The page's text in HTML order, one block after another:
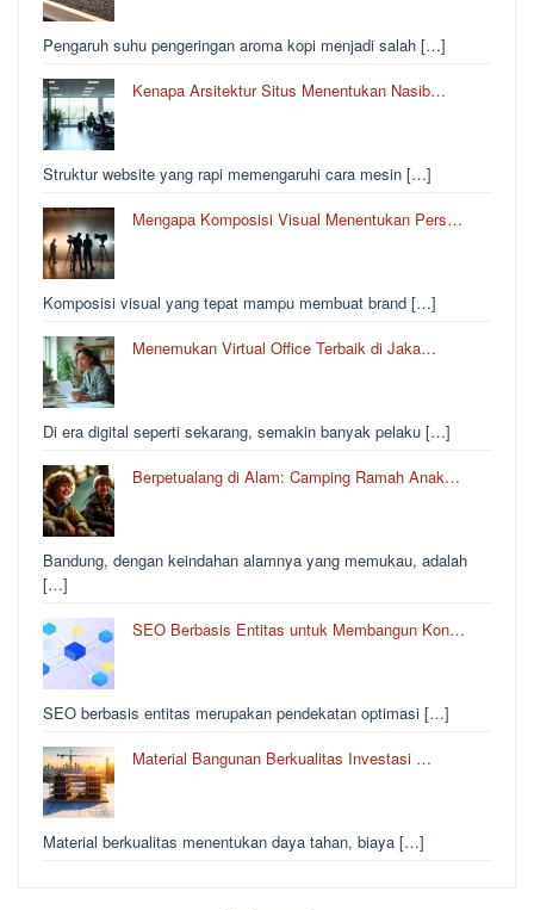
Pengaruh suhu pengeringan aroma kopi menjadi salah […]
Kenapa Arsitektur Situs Menentukan Nasib…
Struktur website yang rapi memengaruhi cara mesin […]
Mengapa Komposisi Visual Menentukan Pers…
Komposisi visual yang tepat mampu membuat brand […]
Menemukan Virtual Office Terbaik di Jaka…
Di era digital seperti sekarang, semakin banyak pelaku […]
Berpetualang di Alam: Camping Ramah Anak…
Bandung, dengan keindahan alamnya yang memukau, adalah
[…]
SEO Berbasis Entitas untuk Membangun Kon…
SEO berbasis entitas merupakan pendekatan optimasi […]
Material Bangunan Berkualitas Investasi …
Material berkualitas menentukan daya tahan, biaya […]